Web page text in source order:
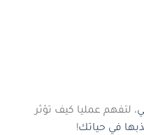
، لتفهم عمليا كيف تؤثر
في حياتك!